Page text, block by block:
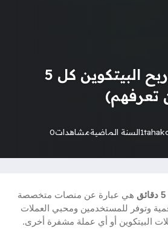
أفضل مواقع ربح البيتكوين كل 5
تعرفهم)
السنة الماضيةمشاهدات0
هي عبارة عن منصات متخصصة
وتوفر للمستخدمين ومحبي العملات
البيتكوين أو أي عملة مشفرة أخرى.